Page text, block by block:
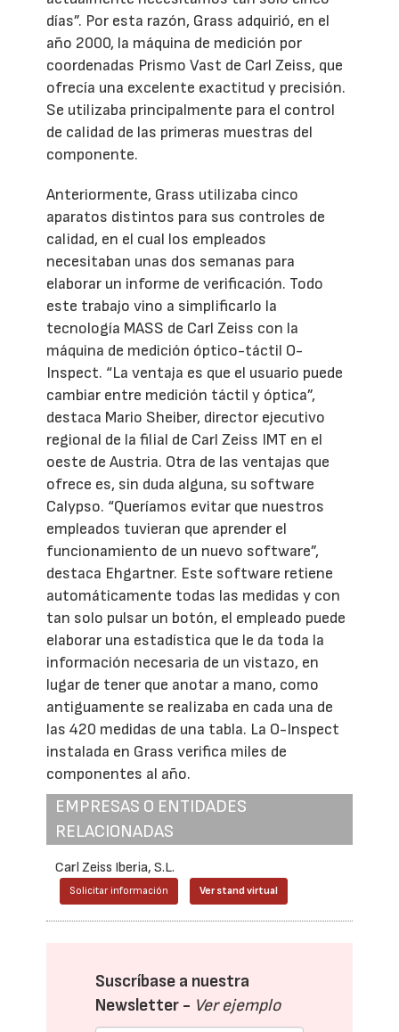
días”. Por esta razón, Grass adquirió, en el
año 2000, la máquina de medición por
coordenadas Prismo Vast de Carl Zeiss, que
ofrecía una excelente exactitud y precisión.
Se utilizaba principalmente para el control
de calidad de las primeras muestras del
componente.
Anteriormente, Grass utilizaba cinco
aparatos distintos para sus controles de
calidad, en el cual los empleados
necesitaban unas dos semanas para
elaborar un informe de verificación. Todo
este trabajo vino a simplificarlo la
tecnología MASS de Carl Zeiss con la
máquina de medición óptico-táctil O-
Inspect. “La ventaja es que el usuario puede
cambiar entre medición táctil y óptica”,
destaca Mario Sheiber, director ejecutivo
regional de la filial de Carl Zeiss IMT en el
oeste de Austria. Otra de las ventajas que
ofrece es, sin duda alguna, su software
Calypso. “Queríamos evitar que nuestros
empleados tuvieran que aprender el
funcionamiento de un nuevo software”,
destaca Ehgartner. Este software retiene
automáticamente todas las medidas y con
tan solo pulsar un botón, el empleado puede
elaborar una estadística que le da toda la
información necesaria de un vistazo, en
lugar de tener que anotar a mano, como
antiguamente se realizaba en cada una de
las 420 medidas de una tabla. La O-Inspect
instalada en Grass verifica miles de
componentes al año.
EMPRESAS O ENTIDADES
RELACIONADAS
Carl Zeiss Iberia, S.L.
Solicitar información Ver stand virtual
Suscríbase a nuestra
Newsletter - Ver ejemplo